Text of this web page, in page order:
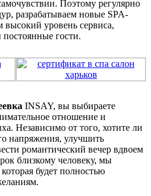
Поэтому регулярно
разрабатываем новые SPA-
уровень сервиса,
гости.
INSAY, вы выбираете
отношение и
Независимо от того, хотите ли
напряжения, улучшить
романтический вечер вдвоем
близкому человеку, мы
будет полностью